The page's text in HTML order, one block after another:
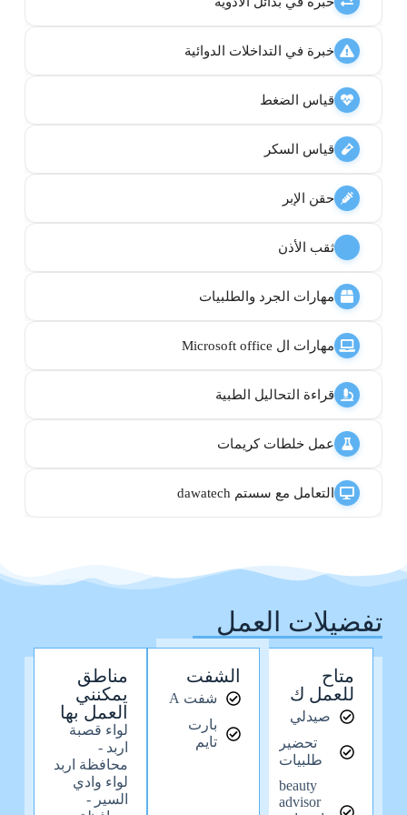
خبرة في التداخلات الدوائية
قياس الضغط
قياس السكر
حقن الإبر
ثقب الأذن
مهارات الجرد والطلبيات
مهارات ال Microsoft office
قراءة التحاليل الطبية
عمل خلطات كريمات
التعامل مع سستم dawatech
تفضيلات العمل
متاح
للعمل ك
صيدلي
تحضير
طلبيات
beauty
advisor
الشفت
شفت A
بارت
تايم
مناطق
يمكنني
العمل بها
لواء قصبة
اربد -
محافظة اربد
لواء وادي
السير -